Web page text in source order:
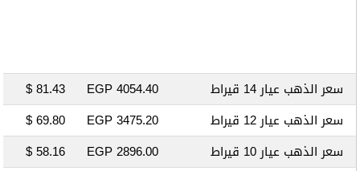
سعر الذهب عيار 14 قيراط 4054.40 EGP
81.43 $
سعر الذهب عيار 12 قيراط
3475.20 EGP
69.80 $
سعر الذهب عيار 10 قيراط
2896.00 EGP
58.16 $